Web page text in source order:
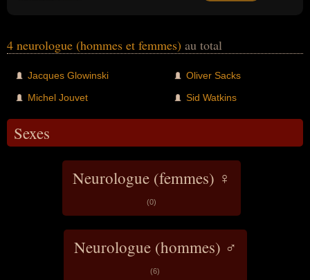
4 neurologue (hommes et femmes) au total
Jacques Glowinski
Michel Jouvet
Oliver Sacks
Sid Watkins
Sexes
Neurologue (femmes) ♀
(0)
Neurologue (hommes) ♂
(6)